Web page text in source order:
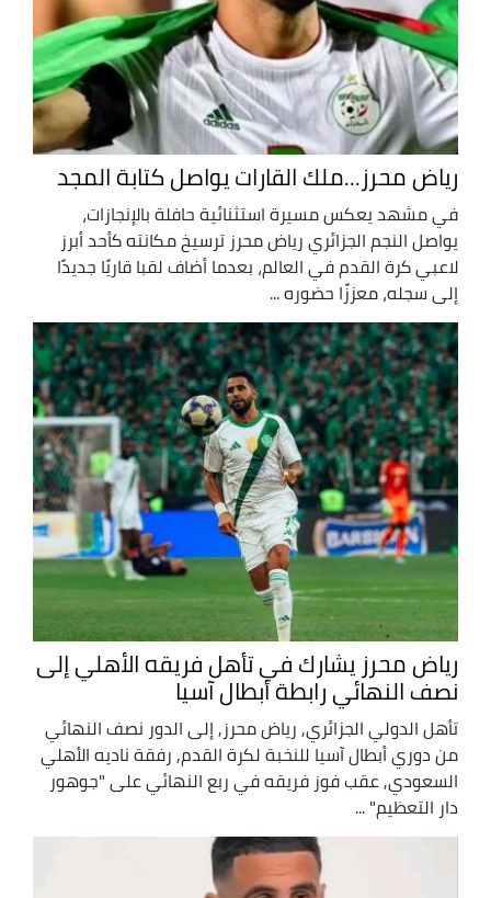
رياض محرز...ملك القارات يواصل كتابة المجد
في مشهد يعكس مسيرة استثنائية حافلة بالإنجازات،
يواصل النجم الجزائري رياض محرز ترسيخ مكانته كأحد أبرز
لاعبي كرة القدم في العالم، بعدما أضاف لقبا قاريًا جديدًا
إلى سجله، معززًا حضوره ...
رياض محرز يشارك في تأهل فريقه الأهلي إلى
نصف النهائي رابطة أبطال آسيا
تأهل الدولي الجزائري, رياض محرز, إلى الدور نصف النهائي
من دوري أبطال آسيا للنخبة لكرة القدم, رفقة ناديه الأهلي
السعودي, عقب فوز فريقه في ربع النهائي على "جوهور
دار التعظيم" ...